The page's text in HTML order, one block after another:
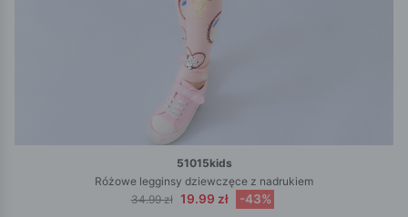
51015kids
Różowe legginsy dziewczęce z nadrukiem
34.99 zł 19.99 zł -43%